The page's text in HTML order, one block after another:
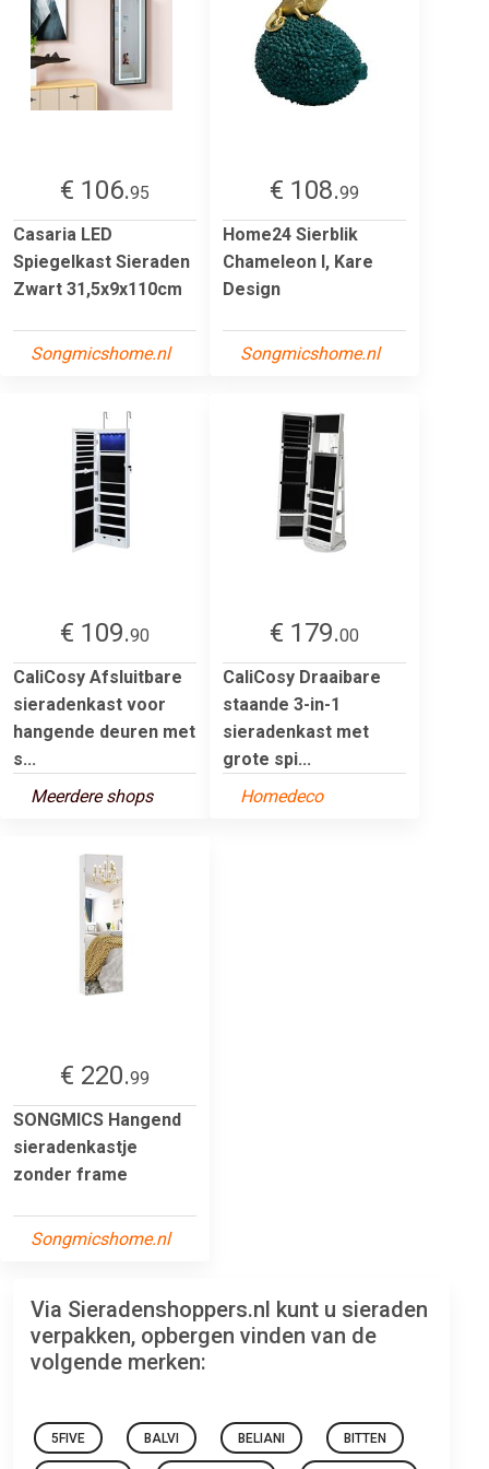
€ 106.95
Casaria LED
Spiegelkast Sieraden
Zwart 31,5x9x110cm
Songmicshome.nl
€ 108.99
Home24 Sierblik
Chameleon I, Kare
Design
Songmicshome.nl
€ 109.90
CaliCosy Afsluitbare
sieradenkast voor
hangende deuren met
s...
Meerdere shops
€ 179.00
CaliCosy Draaibare
staande 3-in-1
sieradenkast met
grote spi...
Homedeco
€ 220.99
SONGMICS Hangend
sieradenkastje
zonder frame
Songmicshome.nl
Via Sieradenshoppers.nl kunt u sieraden
verpakken, opbergen vinden van de
volgende merken:
5FIVE BALVI BELIANI BITTEN